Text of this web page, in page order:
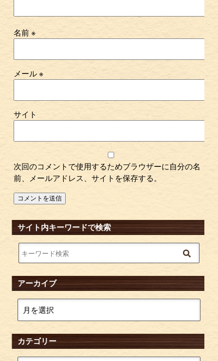
名前※
メール※
サイト
次回のコメントで使用するためブラウザーに自分の名
前、メールアドレス、サイトを保存する。
サイト内キーワードで検索
アーカイブ
カテゴリー